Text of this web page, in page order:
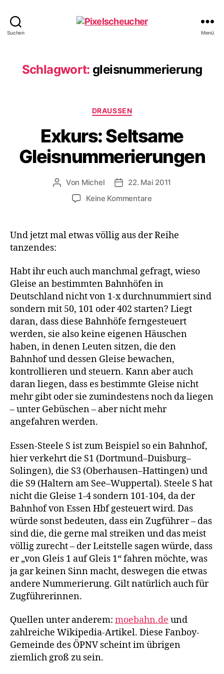
Suchen Menü
Schlagwort: gleisnummerierung
Kategorien
DRAUSSEN
Exkurs: Seltsame
Gleisnummerierungen
Beitragsautor
Von Michel Veröffentlichungsdatum
22. Mai 2011
Keine Kommentarezu
Und jetzt mal etwas völlig aus der Reihe
tanzendes:
Habt ihr euch auch manchmal gefragt, wieso
Gleise an bestimmten Bahnhöfen in
Deutschland nicht von 1-x durchnummiert sind
sondern mit 50, 101 oder 402 starten? Liegt
daran, dass diese Bahnhöfe ferngesteuert
werden, sie also keine eigenen Häuschen
haben, in denen Leuten sitzen, die den
Bahnhof und dessen Gleise bewachen,
kontrollieren und steuern. Kann aber auch
daran liegen, dass es bestimmte Gleise nicht
mehr gibt oder sie zumindestens noch da liegen
– unter Gebüschen – aber nicht mehr
angefahren werden.
Essen-Steele S ist zum Beispiel so ein Bahnhof,
hier verkehrt die S1 (Dortmund–Duisburg–
Solingen), die S3 (Oberhausen–Hattingen) und
die S9 (Haltern am See–Wuppertal). Steele S hat
nicht die Gleise 1-4 sondern 101-104, da der
Bahnhof von Essen Hbf gesteuert wird. Das
würde sonst bedeuten, dass ein Zugführer – das
sind die, die gerne mal streiken und das meist
völlig zurecht – der Leitstelle sagen würde, dass
er „von Gleis 1 auf Gleis 1“ fahren möchte, was
ja gar keinen Sinn macht, deswegen die etwas
andere Nummerierung. Gilt natürlich auch für
Zugführerinnen.
Quellen unter anderem: moebahn.de und
zahlreiche Wikipedia-Artikel. Diese Fanboy-
Gemeinde des ÖPNV scheint im übrigen
ziemlich groß zu sein.